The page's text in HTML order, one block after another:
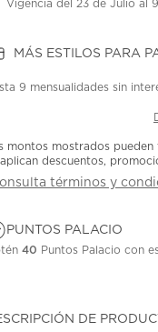
Vigencia del 23 de Julio al
MÁS ESTILOS PARA
9 mensualidades sin
montos mostrados
descuentos,
términos y
PUNTOS PALACIO
40 Puntos Palacio con
DE